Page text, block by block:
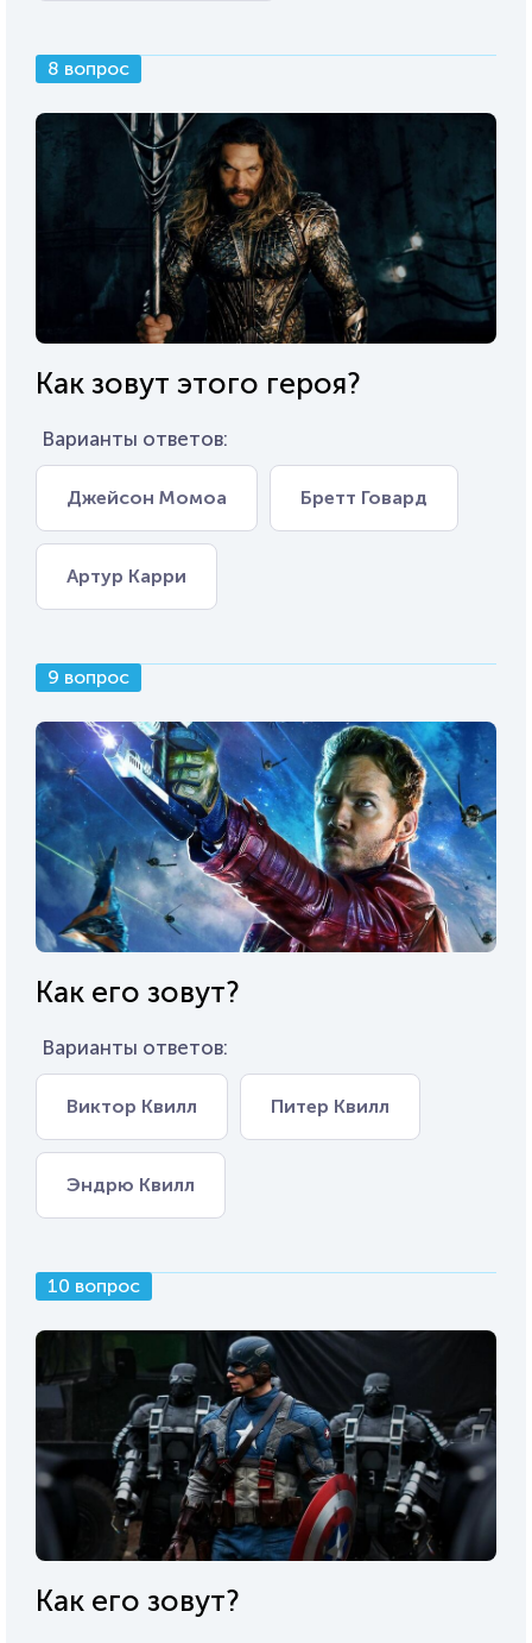
8 вопрос
Как зовут этого героя?
Варианты ответов:
Джейсон Момоа Бретт Говард
Артур Карри
9 вопрос
Как его зовут?
Варианты ответов:
Виктор Квилл Питер Квилл
Эндрю Квилл
10 вопрос
Как его зовут?